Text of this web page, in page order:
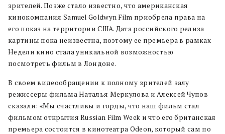
зрителей. Позже стало известно, что американская
кинокомпания Samuel Goldwyn Film приобрела права на
его показ на территории США. Дата российского релиза
картины пока неизвестна, поэтому ее премьера в рамках
Недели кино стала уникальной возможностью
посмотреть фильм в Лондоне.
В своем видеообращении к полному зрителей залу
режиссеры фильма Наталья Меркулова и Алексей Чупов
сказали: «Мы счастливы и горды, что наш фильм стал
фильмом открытия Russian Film Week и что его британская
премьера состоится в кинотеатра Odeon, который сам по